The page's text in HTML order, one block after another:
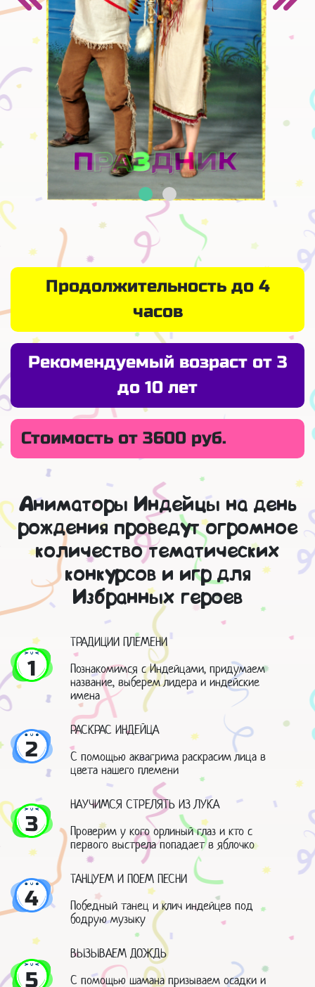
Продолжительность до 4
часов
Рекомендуемый возраст от 3
до 10 лет
Стоимость от 3600 руб.
Аниматоры Индейцы на день
рождения проведут огромное
количество тематических
конкурсов и игр для
Избранных героев
1
ТРАДИЦИИ ПЛЕМЕНИ
Познакомимся с Индейцами, придумаем
название, выберем лидера и индейские
имена
2
РАСКРАС ИНДЕЙЦА
С помощью аквагрима раскрасим лица в
цвета нашего племени
3
НАУЧИМСЯ СТРЕЛЯТЬ ИЗ ЛУКА
Проверим у кого орлиный глаз и кто с
первого выстрела попадает в яблочко
4
ТАНЦУЕМ И ПОЕМ ПЕСНИ
Победный танец и клич индейцев под
бодрую музыку
5
ВЫЗЫВАЕМ ДОЖДЬ
С помощью шамана призываем осадки и